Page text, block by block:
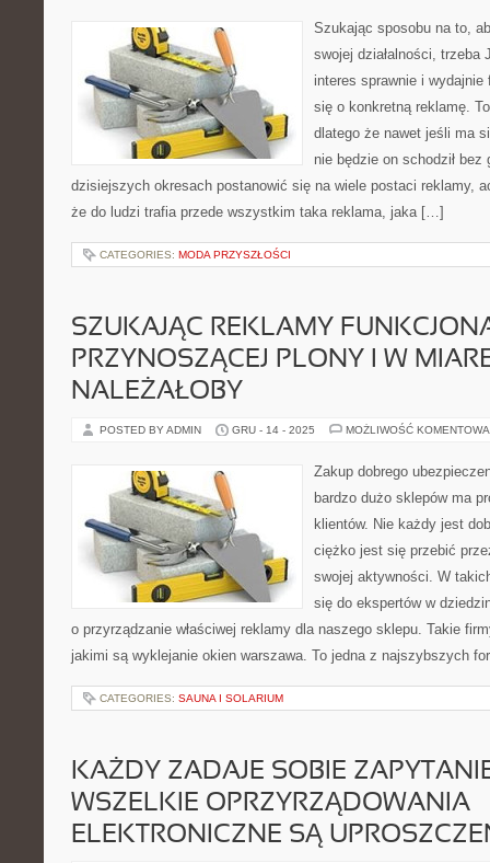
Szukając sposobu na to,
swojej działalności,
interes sprawnie i wydajnie
się o konkretną reklamę.
dlatego że nawet jeśli ma
nie będzie on schodził
dzisiejszych okresach postanowić się na wiele postaci reklamy,
że do ludzi trafia przede wszystkim taka reklama, jaka […]
CATEGORIES: MODA PRZYSZŁOŚCI
SZUKAJĄC REKLAMY
PRZYNOSZĄCEJ PLONY I W
NALEŻAŁOBY
POSTED BY ADMIN GRU - 14 - 2025 MOŻLIWOŚĆ
Zakup dobrego
bardzo dużo sklepów ma
klientów. Nie każdy jest
ciężko jest się przebić
swojej aktywności. W
się do ekspertów w
o przyrządzanie właściwej reklamy dla naszego sklepu. Takie
jakimi są wyklejanie okien warszawa. To jedna z najszybszych
CATEGORIES: SAUNA I SOLARIUM
KAŻDY ZADAJE SOBIE
WSZELKIE OPRZYRZĄDOWANIA
ELEKTRONICZNE SĄ